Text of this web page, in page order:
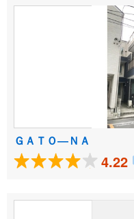
ＧＡＴＯ―ＮＡ
4.22